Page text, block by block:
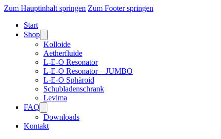
Zum Hauptinhalt springen Zum Footer springen
Start
Shop
Kolloide
Aetherfluide
L-E-O Resonator
L-E-O Resonator – JUMBO
L-E-O Sphäroid
Schubladenschrank
Levima
FAQ
Downloads
Kontakt